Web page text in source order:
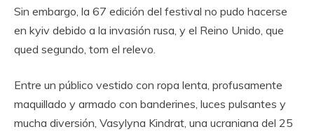
Sin embargo, la 67 edición del festival no pudo hacerse
en kyiv debido a la invasión rusa, y el Reino Unido, que
qued segundo, tom el relevo.
Entre un público vestido con ropa lenta, profusamente
maquillado y armado con banderines, luces pulsantes y
mucha diversión, Vasylyna Kindrat, una ucraniana del 25